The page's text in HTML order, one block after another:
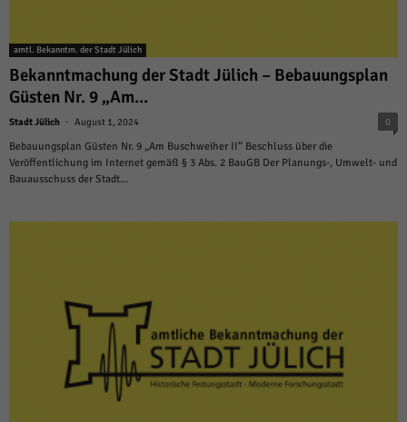
amtl. Bekanntm. der Stadt Jülich
Bekanntmachung der Stadt Jülich – Bebauungsplan
Güsten Nr. 9 „Am...
Stadt Jülich - August 1, 2024 0
Bebauungsplan Güsten Nr. 9 „Am Buschweiher II“ Beschluss über die
Veröffentlichung im Internet gemäß § 3 Abs. 2 BauGB Der Planungs-, Umwelt- und
Bauausschuss der Stadt...